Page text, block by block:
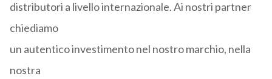
distributori a livello internazionale. Ai nostri partner
chiediamo
un autentico investimento nel nostro marchio, nella
nostra